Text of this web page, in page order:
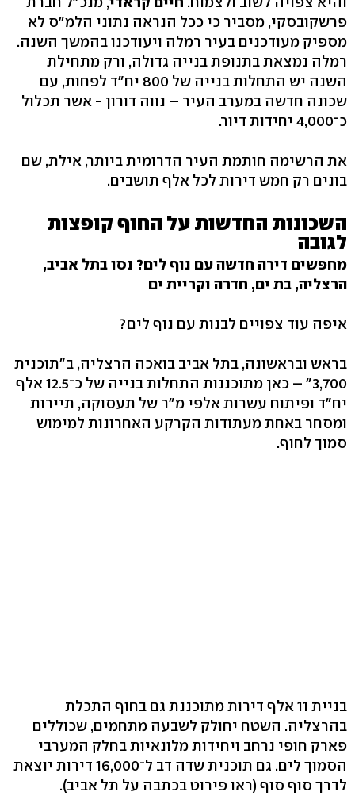
פרשקובסקי, מסביר כי ככל הנראה נתוני הלמ"ס לא
מספיק מעודכנים בעיר רמלה ויעודכנו בהמשך השנה.
רמלה נמצאת בתנופת בנייה גדולה, ורק מתחילת
השנה יש התחלות בנייה של 800 יח"ד לפחות, עם
שכונה חדשה במערב העיר – נווה דורון - אשר תכלול
כ־4,000 יחידות דיור.
את הרשימה חותמת העיר הדרומית ביותר, אילת, שם
בונים רק חמש דירות לכל אלף תושבים.
השכונות החדשות על החוף קופצות
לגובה
מחפשים דירה חדשה עם נוף לים? נסו בתל אביב,
הרצליה, בת ים, חדרה וקריית ים
איפה עוד צפויים לבנות עם נוף לים?
בראש ובראשונה, בתל אביב בואכה הרצליה, ב"תוכנית
3,700" – כאן מתוכננות התחלות בנייה של כ־12.5 אלף
יח"ד ופיתוח עשרות אלפי מ"ר של תעסוקה, תיירות
ומסחר באחת מעתודות הקרקע האחרונות למימוש
סמוך לחוף.
בניית 11 אלף דירות מתוכננת גם בחוף התכלת
בהרצליה. השטח יחולק לשבעה מתחמים, שכוללים
פארק חופי נרחב ויחידות מלונאיות בחלק המערבי
הסמוך לים. גם תוכנית שדה דב ל־16,000 דירות יוצאת
לדרך סוף סוף (ראו פירוט בכתבה על תל אביב).